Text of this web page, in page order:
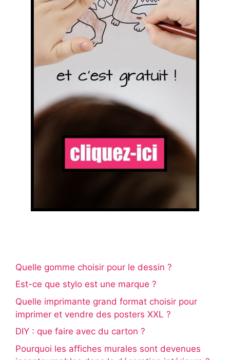
Quelle gomme choisir pour le dessin ?
Est-ce que stylo est une marque ?
Quelle imprimante grand format choisir pour
imprimer et vendre des posters XXL ?
DIY : que faire avec du carton ?
Pourquoi les affiches murales sont devenues